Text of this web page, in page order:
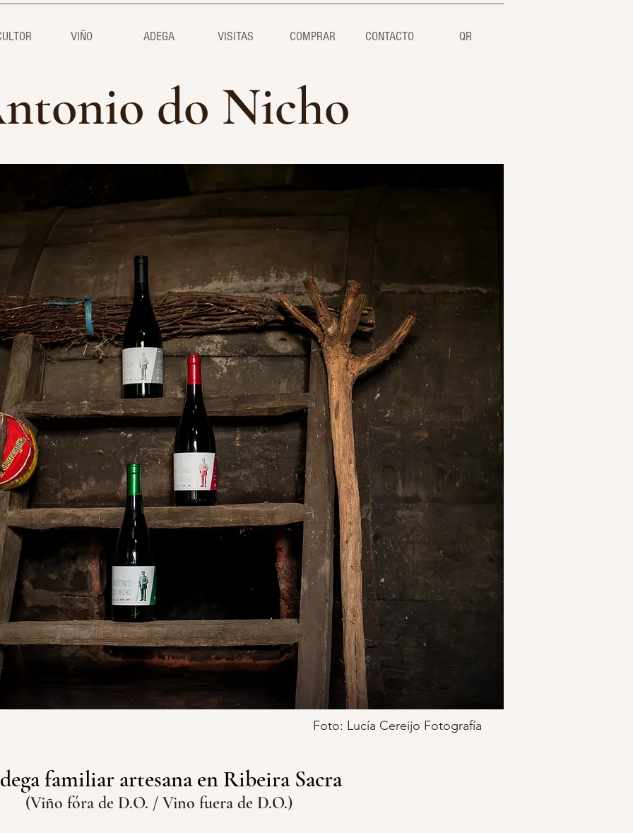
VIÑO ADEGA VISITAS COMPRAR CONTACTO QR
do Nicho
Foto: Lucía Cereijo Fotografía
familiar artesana en Ribeira Sacra
(Viño fóra de D.O. / Vino fuera de D.O.)